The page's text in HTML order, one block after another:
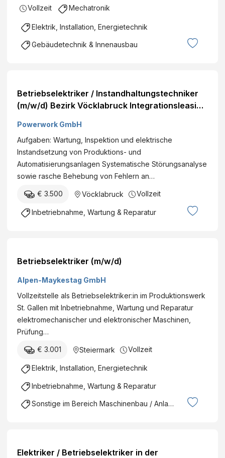
Vollzeit Mechatronik
Elektrik, Installation, Energietechnik
Gebäudetechnik & Innenausbau
Betriebselektriker / Instandhaltungstechniker
(m/w/d) Bezirk Vöcklabruck Integrationsleasing
Powerwork GmbH
Aufgaben: Wartung, Inspektion und elektrische
Instandsetzung von Produktions- und
Automatisierungsanlagen Systematische Störungsanalyse
sowie rasche Behebung von Fehlern an…
€ 3.500 Vöcklabruck Vollzeit
Inbetriebnahme, Wartung & Reparatur
Betriebselektriker (m/w/d)
Alpen-Maykestag GmbH
Vollzeitstelle als Betriebselektriker:in im Produktionswerk
St. Gallen mit Inbetriebnahme, Wartung und Reparatur
elektromechanischer und elektronischer Maschinen,
Prüfung…
€ 3.001 Steiermark Vollzeit
Elektrik, Installation, Energietechnik
Inbetriebnahme, Wartung & Reparatur
Sonstige im Bereich Maschinenbau / Anlagenbau
Elektriker / Betriebselektriker in der